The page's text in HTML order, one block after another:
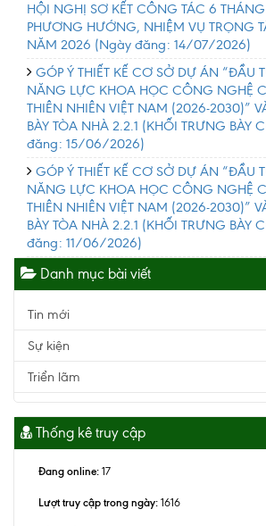
HỘI NGHỊ SƠ KẾT CÔNG TÁC 6
PHƯƠNG HƯỚNG, NHIỆM VỤ TRỌNG
NĂM 2026 (Ngày đăng: 14/07/2026)
GÓP Ý THIẾT KẾ CƠ SỞ DỰ ÁN “ĐẦU
NĂNG LỰC KHOA HỌC CÔNG NGHỆ
THIÊN NHIÊN VIỆT NAM (2026-2030)”
BÀY TÒA NHÀ 2.2.1 (KHỐI TRƯNG BÀY
đăng: 15/06/2026)
GÓP Ý THIẾT KẾ CƠ SỞ DỰ ÁN “ĐẦU
NĂNG LỰC KHOA HỌC CÔNG NGHỆ
THIÊN NHIÊN VIỆT NAM (2026-2030)”
BÀY TÒA NHÀ 2.2.1 (KHỐI TRƯNG BÀY
đăng: 11/06/2026)
Danh mục bài viết
Tin mới
Sự kiện
Triển lãm
Thống kê truy cập
Đang online: 17
Lượt truy cập trong ngày: 1616